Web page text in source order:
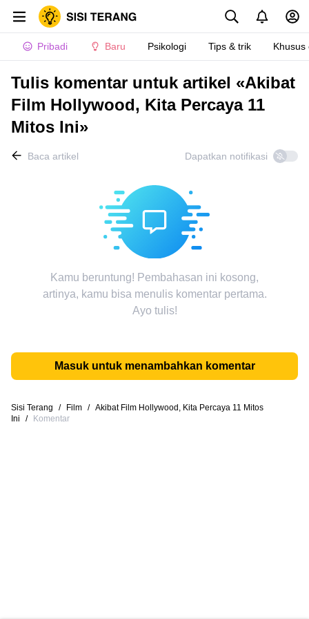
Pribadi Baru Psikologi Tips & trik Khusus
Tulis komentar untuk artikel «Akibat
Film Hollywood, Kita Percaya 11
Mitos Ini»
Baca artikel Dapatkan notifikasi
Kamu beruntung! Pembahasan ini kosong,
artinya, kamu bisa menulis komentar pertama.
Ayo tulis!
Masuk untuk menambahkan komentar
Sisi Terang / Film / Akibat Film Hollywood, Kita Percaya 11 Mitos
Ini
/ Komentar